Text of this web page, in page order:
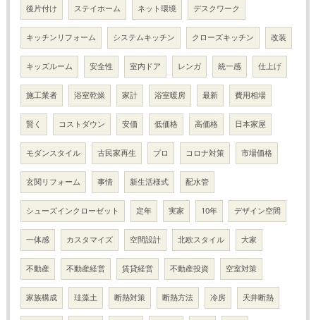
後片付け ステイホーム ネット環境 デスクワーク
キッチンリフォーム システムキッチン クローズキッチン 改装
キッズルーム 安全性 室内ドア レンガ 統一感 仕上げ
施工業者 浴室乾燥 家計 浴室暖房 最新 費用相場
賢く コストダウン 安価 低価格 高価格 日本家屋
モダンスタイル 古民家再生 プロ コロナ対策 市場価格
玄関リフォーム 事情 新生活様式 配水管
シューズインクローゼット 定年 実家 10年 デザイン空間
一体感 カスタマイズ 空間設計 北欧スタイル 大家
不動産 不動産経営 賃貸経営 不動産投資 空室対策
家族構成 珪藻土 断熱対策 断熱方法 冷房 天井断熱